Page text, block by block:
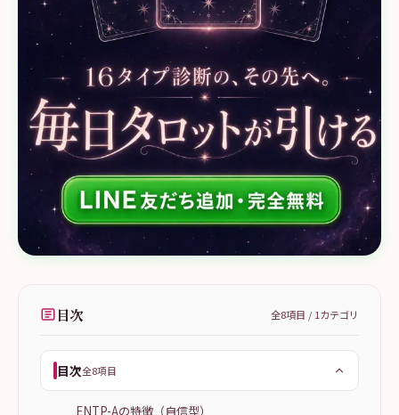
目次 全8項目 / 1カテゴリ
目次全8項目
ENTP-Aの特徴（自信型）